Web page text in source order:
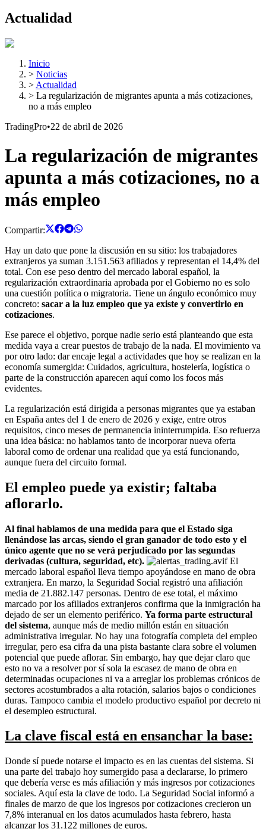
Actualidad
Inicio
> Noticias
> Actualidad
> La regularización de migrantes apunta a más cotizaciones,
no a más empleo
TradingPro•22 de abril de 2026
La regularización de migrantes
apunta a más cotizaciones, no a
más empleo
Compartir:
Hay un dato que pone la discusión en su sitio: los trabajadores
extranjeros ya suman 3.151.563 afiliados y representan el 14,4% del
total. Con ese peso dentro del mercado laboral español, la
regularización extraordinaria aprobada por el Gobierno no es solo
una cuestión política o migratoria. Tiene un ángulo económico muy
concreto: sacar a la luz empleo que ya existe y convertirlo en
cotizaciones.
Ese parece el objetivo, porque nadie serio está planteando que esta
medida vaya a crear puestos de trabajo de la nada. El movimiento va
por otro lado: dar encaje legal a actividades que hoy se realizan en la
economía sumergida: Cuidados, agricultura, hostelería, logística o
parte de la construcción aparecen aquí como los focos más
evidentes.
La regularización está dirigida a personas migrantes que ya estaban
en España antes del 1 de enero de 2026 y exige, entre otros
requisitos, cinco meses de permanencia ininterrumpida. Eso refuerza
una idea básica: no hablamos tanto de incorporar nueva oferta
laboral como de ordenar una realidad que ya está funcionando,
aunque fuera del circuito formal.
El empleo puede ya existir; faltaba
aflorarlo.
Al final hablamos de una medida para que el Estado siga
llenándose las arcas, siendo el gran ganador de todo esto y el
único agente que no se verá perjudicado por las segundas
derivadas (cultura, seguridad, etc).
El
mercado laboral español lleva tiempo apoyándose en mano de obra
extranjera. En marzo, la Seguridad Social registró una afiliación
media de 21.882.147 personas. Dentro de ese total, el máximo
marcado por los afiliados extranjeros confirma que la inmigración ha
dejado de ser un elemento periférico. Ya forma parte estructural
del sistema, aunque más de medio millón están en situación
administrativa irregular. No hay una fotografía completa del empleo
irregular, pero esa cifra da una pista bastante clara sobre el volumen
potencial que puede aflorar. Sin embargo, hay que dejar claro que
esto no va a resolver por sí sola la escasez de mano de obra en
determinadas ocupaciones ni va a arreglar los problemas crónicos de
sectores acostumbrados a alta rotación, salarios bajos o condiciones
duras. Tampoco cambia el modelo productivo español por decreto ni
el desempleo estructural.
La clave fiscal está en ensanchar la base:
Donde sí puede notarse el impacto es en las cuentas del sistema. Si
una parte del trabajo hoy sumergido pasa a declararse, lo primero
que debería verse es más afiliación y más ingresos por cotizaciones
sociales. Aquí esta la clave de todo. La Seguridad Social informó a
finales de marzo de que los ingresos por cotizaciones crecieron un
7,8% interanual en los datos acumulados hasta febrero, hasta
alcanzar los 31.122 millones de euros.